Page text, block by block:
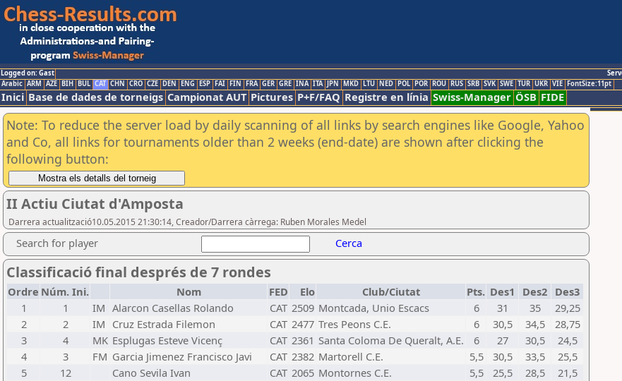
Logged on: Gast
Arabic ARM AZE BIH BUL CAT CHN CRO CZE DEN ENG ESP FAI FIN FRA GER GRE INA ITA JPN MKD LTU NED POL POR ROU RUS SRB SVK SWE TUR UKR VIE FontSize:11pt
Inici Base de dades de torneigs Campionat AUT Pictures P+F/FAQ Registre en línia Swiss-Manager ÖSB FIDE
Note: To reduce the server load by daily scanning of all links by search engines like Google, Yahoo
and Co, all links for tournaments older than 2 weeks (end-date) are shown after clicking the
following button:
II Actiu Ciutat d'Amposta
Darrera actualització10.05.2015 21:30:14, Creador/Darrera càrrega: Ruben Morales Medel
Search for player Cerca
Classificació final després de 7 rondes
Ordre Núm. Ini. Nom FED Elo Club/Ciutat Pts. Des1 Des2 Des3
1
1 IM Alarcon Casellas Rolando CAT 2509 Montcada, Unio Escacs 6 31 35
29,25
2
2 IM Cruz Estrada Filemon CAT 2477 Tres Peons C.E. 6 30,5 34,5
28,75
3
4 MK Esplugas Esteve Vicenç CAT 2361 Santa Coloma De Queralt, A.E. 6 27 30,5
24,5
4
3 FM Garcia Jimenez Francisco Javi CAT 2382 Martorell C.E. 5,5 30,5 33,5
25,5
5
12 Cano Sevila Ivan CAT 2065 Montornes C.E. 5,5 25,5 28,5
21,5